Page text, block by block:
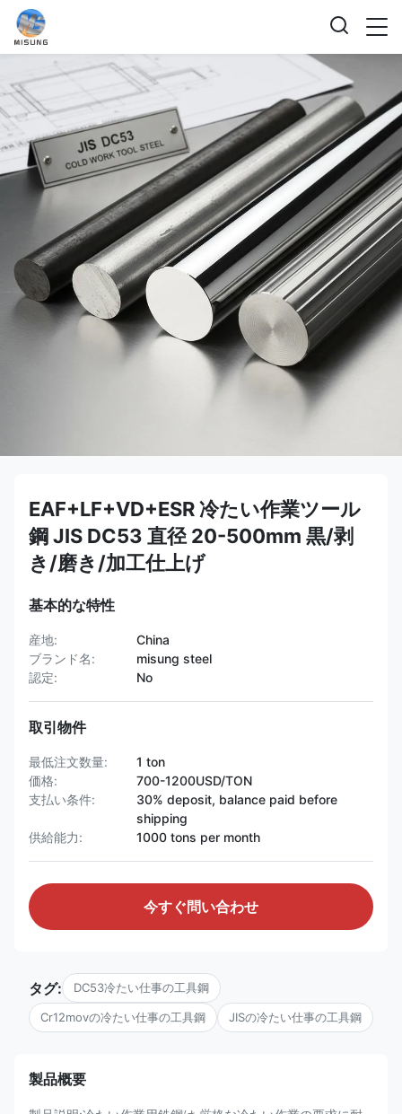
EAF+LF+VD+ESR 冷たい作業ツール
鋼 JIS DC53 直径 20-500mm 黒/剥
き/磨き/加工仕上げ
基本的な特性
産地:
China
ブランド名:
misung steel
認定:
No
取引物件
最低注文数量:
1 ton
価格:
700-1200USD/TON
支払い条件:
30% deposit, balance paid before
shipping
供給能力:
1000 tons per month
今すぐ問い合わせ
タグ: DC53冷たい仕事の工具鋼
Cr12movの冷たい仕事の工具鋼 JISの冷たい仕事の工具鋼
製品概要